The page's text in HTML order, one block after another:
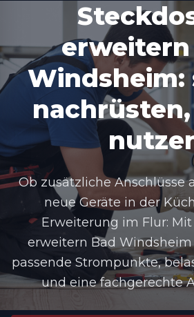
erweitern
Windsheim:
Ob zusätzliche Anschlüsse
neue Geräte in der
Erweiterung im Flur: Mit
erweitern Bad
passende Strompunkte,
und eine fachgerechte